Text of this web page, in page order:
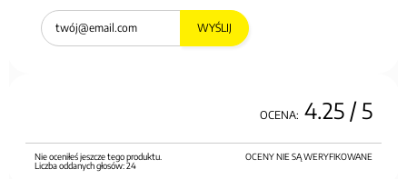
WYŚLIJ
OCENA: 4.25 / 5
OCENY NIE SĄ WERYFIKOWANE
Nie oceniłeś jeszcze tego produktu.
Liczba oddanych głosów:24